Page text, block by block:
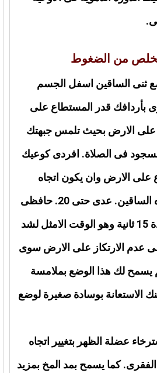
من الضغوط
ثنى الساقين اسفل الجسم
بأردافك قدر المستطاع على
على الارض بحيث تلمس جبهتك
فى الصلاة. افردى كوعيك
على الارض وان يكون اتجاه
الكفين فى نفس اتجاه الساقين. عدى حتى 20. حافظى
على وضع جسمك لمدة 15 ثانية وهو الوقت الامثل لشد
عدم الارتكاز على الارض سوى
يسمح لك هذا الوضع بملامسة
الاستعانة بوسادة صغيرة لوضع
عضلة الظهر بتغيير اتجاه
كما يسمح بمد المخ بمزيد